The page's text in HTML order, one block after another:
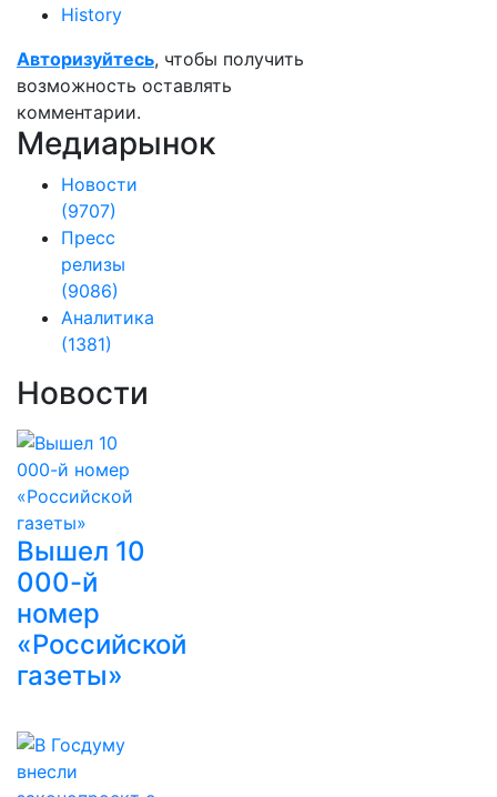
History
Авторизуйтесь, чтобы получить
возможность оставлять
комментарии.
Медиарынок
Новости
(9707)
Пресс
релизы
(9086)
Аналитика
(1381)
Новости
Вышел 10
000-й
номер
«Российской
газеты»